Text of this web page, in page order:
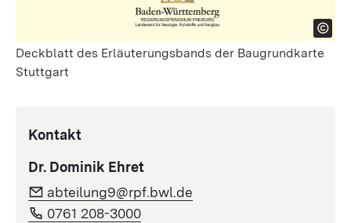
Kontakt
Dr. Dominik Ehret
abteilung9@rpf.bwl.de
0761 208-3000
Deckblatt des Erläuterungsbands der Baugrundkarte
Stuttgart